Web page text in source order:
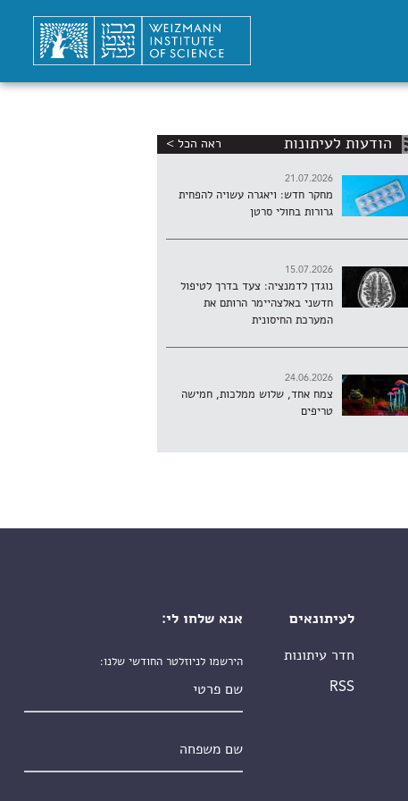
הודעות לעיתונות ראה הכל >
21.07.2026
מחקר חדש: ויאגרה עשויה להפחית
גרורות בחולי סרטן
15.07.2026
נוגדן לדמנציה: צעד בדרך לטיפול
חדשני באלצהיימר הרותם את
המערכת החיסונית
24.06.2026
צמח אחד, שלוש ממלכות, חמישה
טריפים
לעיתונאים
חדר עיתונות
RSS
אנא שלחו לי:
הירשמו לניוזלטר החודשי שלנו: